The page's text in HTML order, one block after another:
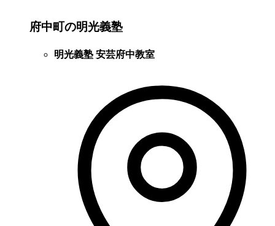
府中町の明光義塾
明光義塾 安芸府中教室